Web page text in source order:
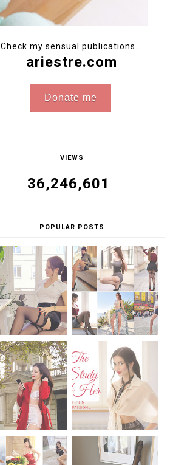
Check my sensual publications...
ariestre.com
Donate me
VIEWS
36,246,601
POPULAR POSTS